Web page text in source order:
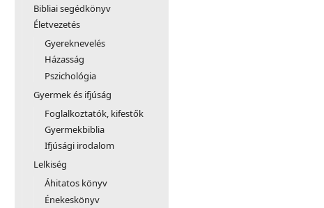
Bibliai segédkönyv
Életvezetés
Gyereknevelés
Házasság
Pszichológia
Gyermek és ifjúság
Foglalkoztatók, kifestők
Gyermekbiblia
Ifjúsági irodalom
Lelkiség
Áhitatos könyv
Énekeskönyv